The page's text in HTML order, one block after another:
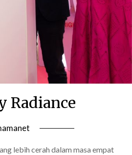
Radiance
lebih cerah dalam masa empat